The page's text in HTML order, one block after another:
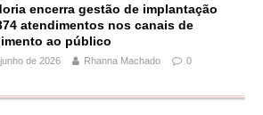
encerra gestão de implantação
atendimentos nos canais de
ao público
de 2026 Rhanna Machado 0